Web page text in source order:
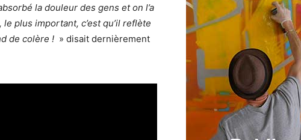
la douleur des gens et on l’a
plus important, c’est qu’il reflète
de colère ! » disait dernièrement